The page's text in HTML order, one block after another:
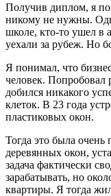
Получив диплом, я
никому не нужны.
школе, кто-то ушел в
уехали за рубеж. Но
Я понимал, что
человек. Попробовал
добился никакого
клеток. В 23 года
пластиковых окон.
Тогда это была очень
деревянных окон,
задача фактически
зарабатывать, но
квартиры. Я тогда